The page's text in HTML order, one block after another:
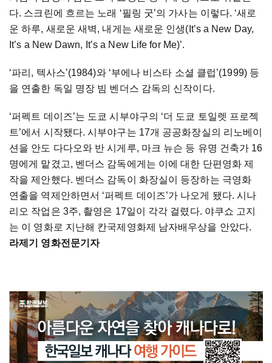
다. 스크린에 흐르는 노래 ‘필링 굿’의 가사는 이렇다. ‘새로
운 하루, 새로운 새벽, 내게는 새로운 인생(It’s a New Day,
It’s a New Dawn, It’s a New Life for Me)’.
‘파리, 텍사스’(1984)와 ‘부에나 비스타 소셜 클럽’(1999) 등
을 연출한 독일 명장 빔 벤더스 감독의 신작이다.
‘퍼펙트 데이즈’는 도쿄 시부야구의 ‘더 도쿄 토일렛 프로젝
트’에서 시작됐다. 시부야구는 17개 공공화장실의 리노베이
션을 안도 다다오와 반 시게루, 마크 뉴슨 등 유명 건축가 16
명에게 맡겼고, 벤더스 감독에게는 이에 대한 단편영화 제
작을 제안했다. 벤더스 감독이 화장실이 등장하는 극영화
연출을 역제안하면서 ‘퍼펙트 데이즈’가 나오게 됐다. 시나
리오 작업은 3주, 촬영은 17일이 각각 걸렸다. 야쿠쇼 고지
는 이 영화로 지난해 칸국제영화제 남자배우상을 안았다.
라제기 영화전문기자